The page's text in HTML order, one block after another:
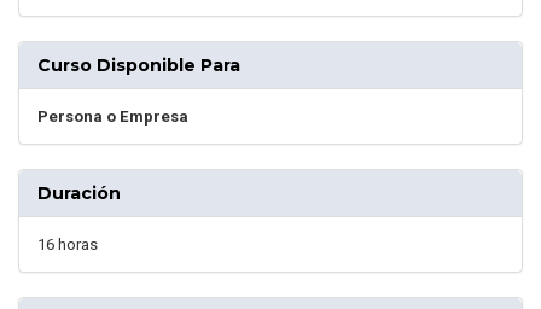
Curso Disponible Para
Persona o Empresa
Duración
16 horas